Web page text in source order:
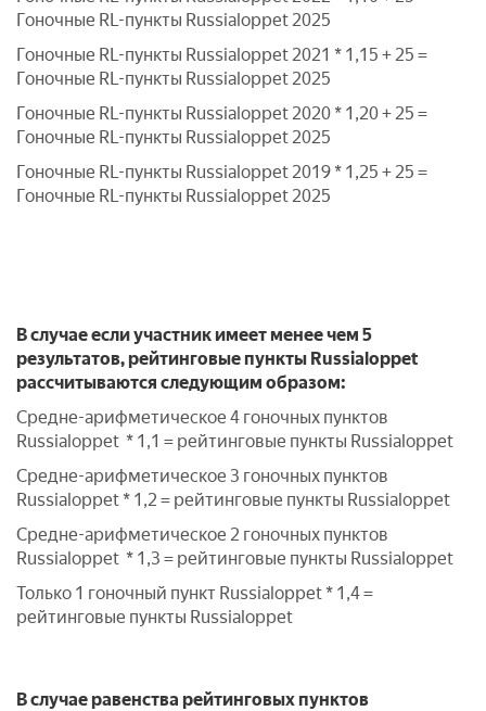
Гоночные RL-пункты Russialoppet 2025
Гоночные RL-пункты Russialoppet 2021 * 1,15 + 25 =
Гоночные RL-пункты Russialoppet 2025
Гоночные RL-пункты Russialoppet 2020 * 1,20 + 25 =
Гоночные RL-пункты Russialoppet 2025
Гоночные RL-пункты Russialoppet 2019 * 1,25 + 25 =
Гоночные RL-пункты Russialoppet 2025
В случае если участник имеет менее чем 5
результатов, рейтинговые пункты Russialoppet
рассчитываются следующим образом:
Средне-арифметическое 4 гоночных пунктов
Russialoppet * 1,1 = рейтинговые пункты Russialoppet
Средне-арифметическое 3 гоночных пунктов
Russialoppet * 1,2 = рейтинговые пункты Russialoppet
Средне-арифметическое 2 гоночных пунктов
Russialoppet * 1,3 = рейтинговые пункты Russialoppet
Только 1 гоночный пункт Russialoppet * 1,4 =
рейтинговые пункты Russialoppet
В случае равенства рейтинговых пунктов